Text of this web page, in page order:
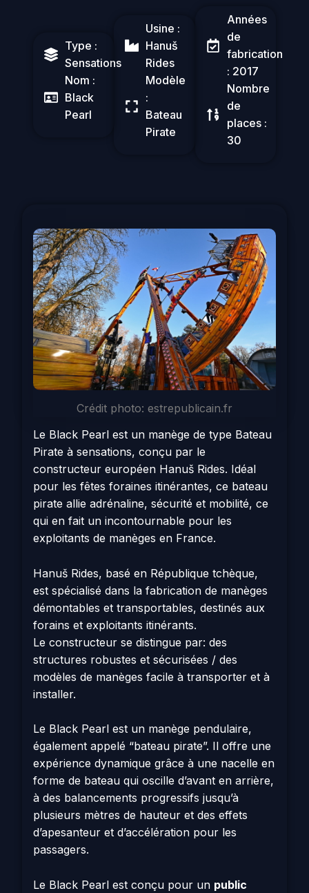
Type :
Sensations
Nom :
Black
Pearl
Usine :
Hanuš
Rides
Modèle
:
Bateau
Pirate
Années
de
fabrication
: 2017
Nombre
de
places :
30
Crédit photo: estrepublicain.fr
Le Black Pearl est un manège de type Bateau
Pirate à sensations, conçu par le
constructeur européen Hanuš Rides. Idéal
pour les fêtes foraines itinérantes, ce bateau
pirate allie adrénaline, sécurité et mobilité, ce
qui en fait un incontournable pour les
exploitants de manèges en France.
Hanuš Rides, basé en République tchèque,
est spécialisé dans la fabrication de manèges
démontables et transportables, destinés aux
forains et exploitants itinérants.
Le constructeur se distingue par: des
structures robustes et sécurisées / des
modèles de manèges facile à transporter et à
installer.
Le Black Pearl est un manège pendulaire,
également appelé “bateau pirate”. Il offre une
expérience dynamique grâce à une nacelle en
forme de bateau qui oscille d’avant en arrière,
à des balancements progressifs jusqu’à
plusieurs mètres de hauteur et des effets
d’apesanteur et d’accélération pour les
passagers.
Le Black Pearl est conçu pour un public